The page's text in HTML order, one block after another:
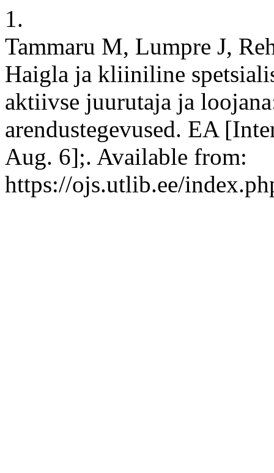
1.
Tammaru M, Lumpre J,
Haigla ja kliiniline
aktiivse juurutaja ja
arendustegevused. EA
Aug. 6];. Available from:
https://ojs.utlib.ee/